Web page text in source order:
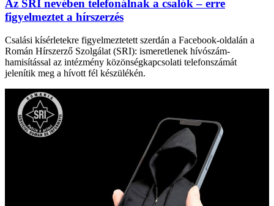
Az SRI nevében telefonálnak a csalók – erre
figyelmeztet a hírszerzés
Csalási kísérletekre figyelmeztetett szerdán a Facebook-oldalán a
Román Hírszerző Szolgálat (SRI): ismeretlenek hívószám-
hamisítással az intézmény közönségkapcsolati telefonszámát
jelenítik meg a hívott fél készülékén.